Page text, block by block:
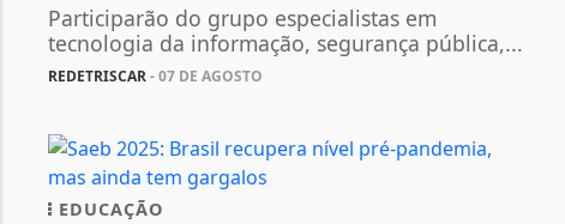
Participarão do grupo especialistas em
tecnologia da informação, segurança pública,...
REDETRISCAR- 07 DE AGOSTO
EDUCAÇÃO